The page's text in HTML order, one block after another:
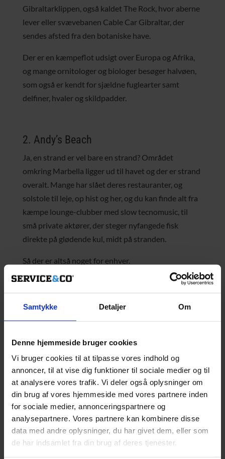
Samtykke Detaljer Om
Denne hjemmeside bruger cookies
Vi bruger cookies til at tilpasse vores indhold og
annoncer, til at vise dig funktioner til sociale medier og til
at analysere vores trafik. Vi deler også oplysninger om
din brug af vores hjemmeside med vores partnere inden
for sociale medier, annonceringspartnere og
analysepartnere. Vores partnere kan kombinere disse
data med andre oplysninger, du har givet dem, eller som
de har indsamlet fra din brug af deres tjenester.
Gibraltarklippen, også kaldet The Rock, hvor aberne
lever eller svævebanen Cable Car Gibraltar, der
sendes afsted fra den botaniske have.
Der er en kæmpeflot udsigt over Europa og Afrika,
og mange ornitologer og biologer besøger halvøen,
som også er kendt for sjældne fuglearter samt
delfiner, hvaler og skildpadder.
2. Andy’s Beach
Ja, en strand er vel bare en strand? Området
omkring Marbella ligger ud til havet og der er strand
overalt. Mange har slået deres restauranter, og
solstole til leje, op hist og her, og du kan finde alt fra
kæmpe lounge-clubber med slow tecnomusic, til
små private aktører, der steger nyfangede fisk
direkte på glødende kul, midt på stranden.
Så der er altså noget for enhver.
Personligt er jeg vild med Andy’s beach. Her er
bølgerne høje og sandet finkornet og lækkert. Der
ligger en super god restaurant, med fornuftige priser
og også en lille kiosk, hvor man til billigere priser kan
Melle strandstolene går der folk rundt og sælger alt
fra iskolde cocktails til en lækre kager.
Når jeg har fri springer jeg i en taxa og ned til Andys
Beach.
3. Mijas By
Den hvide landsby. Mijas er en af de karakteristiske